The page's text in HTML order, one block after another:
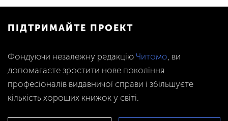
ПІДТРИМАЙТЕ ПРОЕКТ
Фондуючи незалежну редакцію Читомо , ви
допомагаєте зростити нове покоління
професіоналів видавничої справи і збільшуєте
кількість хороших книжок у світі.